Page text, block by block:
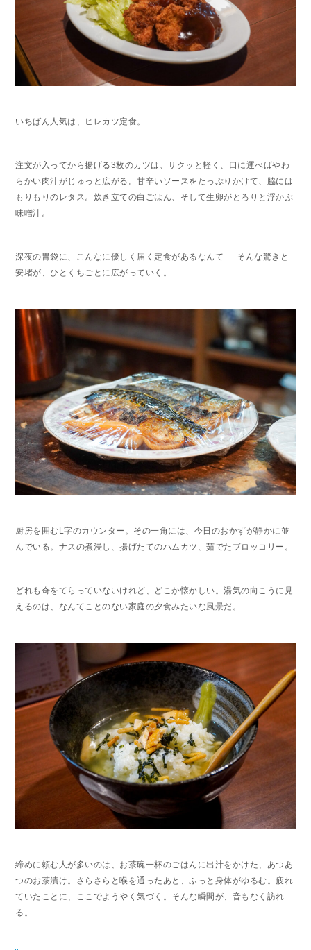
いちばん人気は、ヒレカツ定食。
注文が入ってから揚げる3枚のカツは、サクッと軽く、口に運べばやわ
らかい肉汁がじゅっと広がる。甘辛いソースをたっぷりかけて、脇には
もりもりのレタス。炊き立ての白ごはん、そして生卵がとろりと浮かぶ
味噌汁。
深夜の胃袋に、こんなに優しく届く定食があるなんて──そんな驚きと
安堵が、ひとくちごとに広がっていく。
厨房を囲むL字のカウンター。その一角には、今日のおかずが静かに並
んでいる。ナスの煮浸し、揚げたてのハムカツ、茹でたブロッコリー。
どれも奇をてらっていないけれど、どこか懐かしい。湯気の向こうに見
えるのは、なんてことのない家庭の夕食みたいな風景だ。
締めに頼む人が多いのは、お茶碗一杯のごはんに出汁をかけた、あつあ
つのお茶漬け。さらさらと喉を通ったあと、ふっと身体がゆるむ。疲れ
ていたことに、ここでようやく気づく。そんな瞬間が、音もなく訪れ
る。